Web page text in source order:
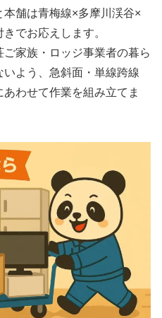
舗は青梅線×多摩川渓谷×
でお応えします。
家族・ロッジ事業者の暮ら
よう、急斜面・単線跨線
わせて作業を組み立てま